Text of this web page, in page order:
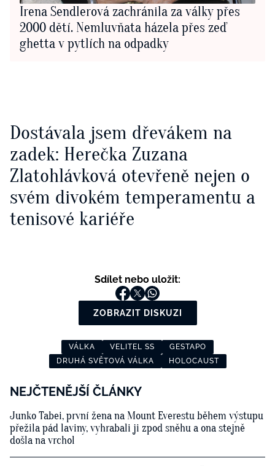
Irena Sendlerová zachránila za války přes
2000 dětí. Nemluvňata házela přes zeď
ghetta v pytlích na odpadky
Dostávala jsem dřevákem na
zadek: Herečka Zuzana
Zlatohlávková otevřeně nejen o
svém divokém temperamentu a
tenisové kariéře
Sdílet nebo uložit:
ZOBRAZIT DISKUZI
VÁLKA VELITEL SS
GESTAPO
DRUHÁ SVĚTOVÁ VÁLKA
HOLOCAUST
NEJČTENĚJŠÍ ČLÁNKY
Junko Tabei, první žena na Mount Everestu během výstupu
přežila pád laviny, vyhrabali ji zpod sněhu a ona stejně
došla na vrchol